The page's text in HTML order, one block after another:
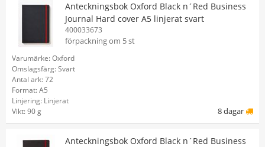
Anteckningsbok Oxford Black n´Red Business
Journal Hard cover A5 linjerat svart
400033673
förpackning om 5 st
Varumärke: Oxford
Omslagsfärg: Svart
Antal ark: 72
Format: A5
Linjering: Linjerat
Vikt: 90 g
8 dagar
Anteckningsbok Oxford Black n´Red Business